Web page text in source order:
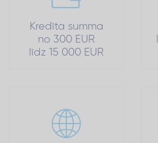
Kredīta summa
no 300 EUR
līdz 15 000 EUR